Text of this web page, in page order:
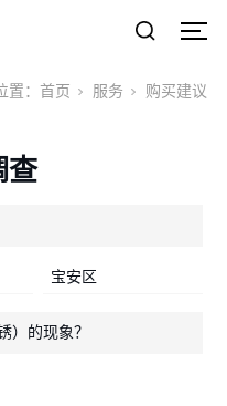
置：首页 服务 购买建议
查
宝安区
）的现象？